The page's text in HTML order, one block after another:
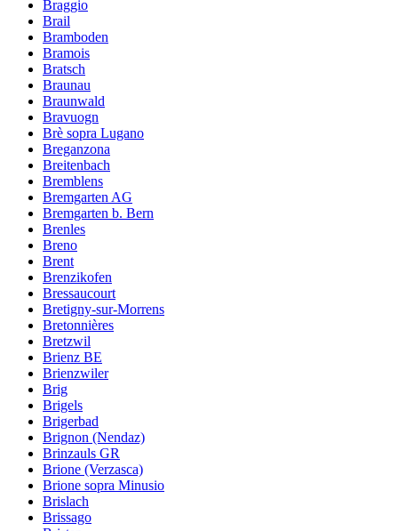
Braggio
Brail
Bramboden
Bramois
Bratsch
Braunau
Braunwald
Bravuogn
Brè sopra Lugano
Breganzona
Breitenbach
Bremblens
Bremgarten AG
Bremgarten b. Bern
Brenles
Breno
Brent
Brenzikofen
Bressaucourt
Bretigny-sur-Morrens
Bretonnières
Bretzwil
Brienz BE
Brienzwiler
Brig
Brigels
Brigerbad
Brignon (Nendaz)
Brinzauls GR
Brione (Verzasca)
Brione sopra Minusio
Brislach
Brissago